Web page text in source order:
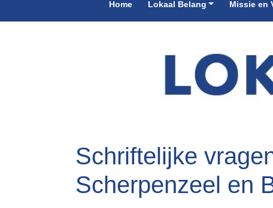
Home Lokaal Belang Missie en
Schriftelijke
Scherpenzeel en